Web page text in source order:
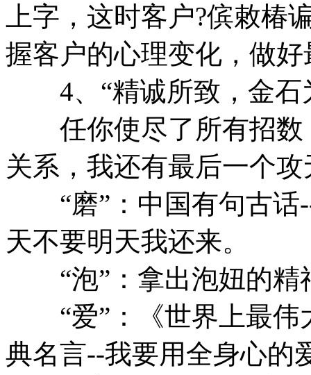
上字，这时客户?傧敕椿
握客户的心理变化，做
4、“精诚所致，金石
任你使尽了所有招数
关系，我还有最后一个
“磨”：中国有句古话
天不要明天我还来。
“泡”：拿出泡妞的精
“爱”：《世界上最伟
典名言--我要用全身心的